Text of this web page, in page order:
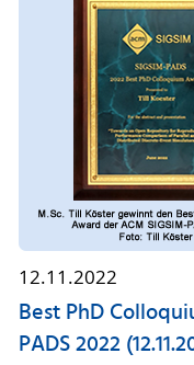
12.11.2022
Best PhD
PADS 2022